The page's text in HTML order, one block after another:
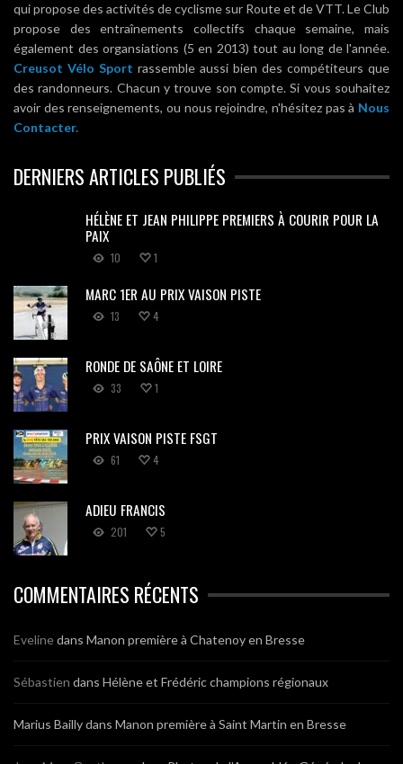
qui propose des activités de cyclisme sur Route et de VTT. Le Club
propose des entraînements collectifs chaque semaine, mais
également des organsiations (5 en 2013) tout au long de l'année.
Creusot Vélo Sport rassemble aussi bien des compétiteurs que
des randonneurs. Chacun y trouve son compte. Si vous souhaitez
avoir des renseignements, ou nous rejoindre, n'hésitez pas à Nous
Contacter.
DERNIERS ARTICLES PUBLIÉS
HÉLÈNE ET JEAN PHILIPPE PREMIERS À COURIR POUR LA
PAIX
10 1
MARC 1ER AU PRIX VAISON PISTE
13 4
RONDE DE SAÔNE ET LOIRE
33 1
PRIX VAISON PISTE FSGT
61 4
ADIEU FRANCIS
201 5
COMMENTAIRES RÉCENTS
Evelinedans Manon première à Chatenoy en Bresse
Sébastien dans Hélène et Frédéric champions régionaux
Marius Baillydans Manon première à Saint Martin en Bresse